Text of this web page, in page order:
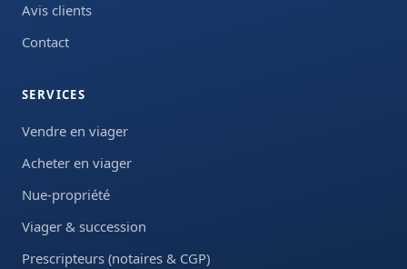
Avis clients
Contact
SERVICES
Vendre en viager
Acheter en viager
Nue-propriété
Viager & succession
Prescripteurs (notaires & CGP)